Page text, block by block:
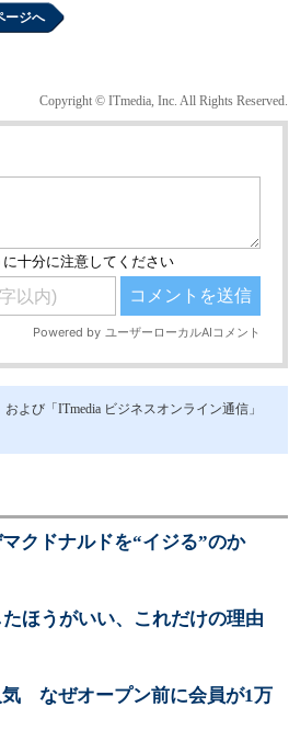
ージへ
Copyright © ITmedia, Inc. All Rights Reserved.
よび「ITmedia ビジネスオンライン通信」
クドナルドを“イジる”のか
ほうがいい、これだけの理由
気 なぜオープン前に会員が1万